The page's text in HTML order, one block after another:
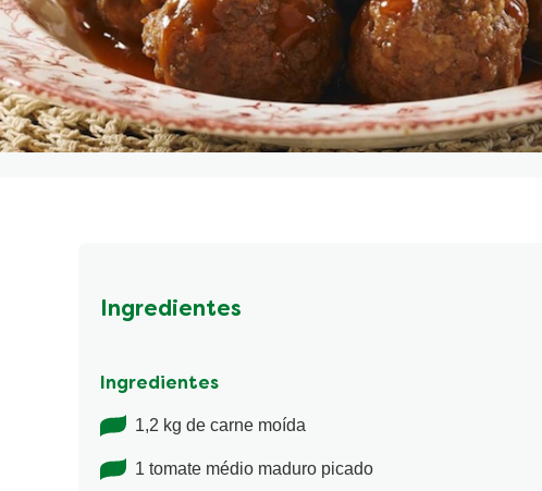
Ingredientes
Ingredientes
1,2 kg de carne moída
1 tomate médio maduro picado